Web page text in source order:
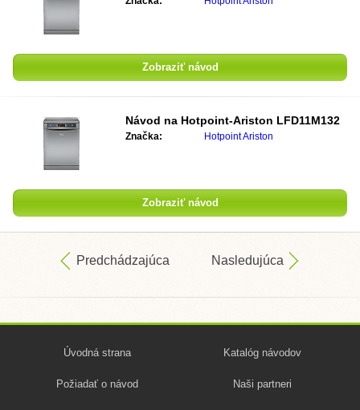
Zobraziť návod
Návod na Hotpoint-Ariston LFD11M132
Značka: Hotpoint Ariston
Zobraziť návod
Predchádzajúca Nasledujúca
Úvodná strana Katalóg návodov
Požiadať o návod Naši partneri